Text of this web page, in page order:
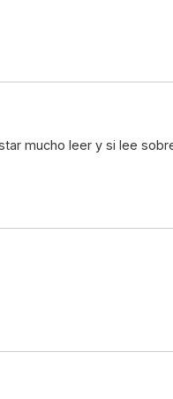
mucho leer y si lee